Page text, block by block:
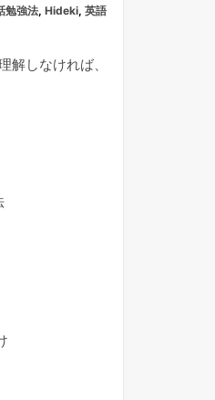
勉強法, Hideki, 英語
解しなければ、